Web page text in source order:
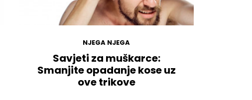
NJEGA NJEGA
Savjeti za muškarce:
Smanjite opadanje kose uz
ove trikove